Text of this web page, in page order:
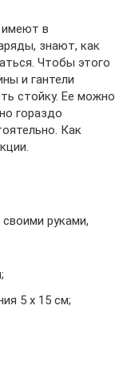
имеют в
знают, как
Чтобы этого
и гантели
стойку. Ее можно
гораздо
Как
руками,
5 х 15 см;